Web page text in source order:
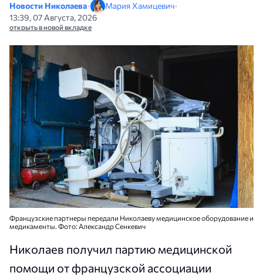
Новости Николаева• Мария Хамицевич•
13:39, 07 Августа, 2026
открыть в новой вкладке
Французские партнеры передали Николаеву медицинское оборудование и
медикаменты. Фото: Александр Сенкевич
Николаев получил партию медицинской
помощи от французской ассоциации